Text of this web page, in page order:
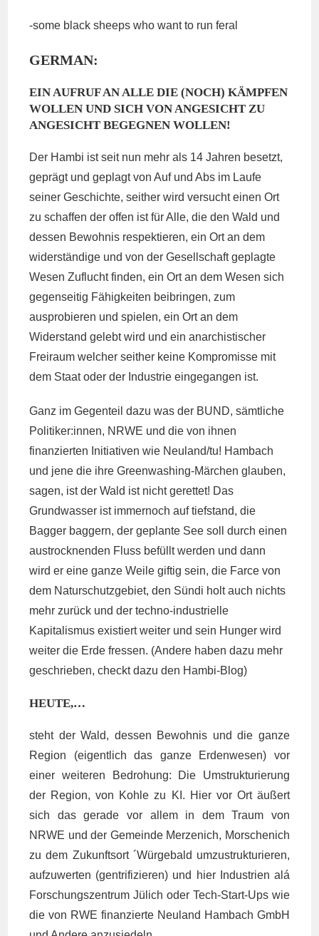
-some black sheeps who want to run feral
GERMAN:
EIN AUFRUF AN ALLE DIE (NOCH) KÄMPFEN
WOLLEN UND SICH VON ANGESICHT ZU
ANGESICHT BEGEGNEN WOLLEN!
Der Hambi ist seit nun mehr als 14 Jahren besetzt,
geprägt und geplagt von Auf und Abs im Laufe
seiner Geschichte, seither wird versucht einen Ort
zu schaffen der offen ist für Alle, die den Wald und
dessen Bewohnis respektieren, ein Ort an dem
widerständige und von der Gesellschaft geplagte
Wesen Zuflucht finden, ein Ort an dem Wesen sich
gegenseitig Fähigkeiten beibringen, zum
ausprobieren und spielen, ein Ort an dem
Widerstand gelebt wird und ein anarchistischer
Freiraum welcher seither keine Kompromisse mit
dem Staat oder der Industrie eingegangen ist.
Ganz im Gegenteil dazu was der BUND, sämtliche
Politiker:innen, NRWE und die von ihnen
finanzierten Initiativen wie Neuland/tu! Hambach
und jene die ihre Greenwashing-Märchen glauben,
sagen, ist der Wald ist nicht gerettet! Das
Grundwasser ist immernoch auf tiefstand, die
Bagger baggern, der geplante See soll durch einen
austrocknenden Fluss befüllt werden und dann
wird er eine ganze Weile giftig sein, die Farce von
dem Naturschutzgebiet, den Sündi holt auch nichts
mehr zurück und der techno-industrielle
Kapitalismus existiert weiter und sein Hunger wird
weiter die Erde fressen. (Andere haben dazu mehr
geschrieben, checkt dazu den Hambi-Blog)
HEUTE,…
steht der Wald, dessen Bewohnis und die ganze
Region (eigentlich das ganze Erdenwesen) vor
einer weiteren Bedrohung: Die Umstrukturierung
der Region, von Kohle zu KI. Hier vor Ort äußert
sich das gerade vor allem in dem Traum von
NRWE und der Gemeinde Merzenich, Morschenich
zu dem Zukunftsort ´Würgebald umzustrukturieren,
aufzuwerten (gentrifizieren) und hier Industrien alá
Forschungszentrum Jülich oder Tech-Start-Ups wie
die von RWE finanzierte Neuland Hambach GmbH